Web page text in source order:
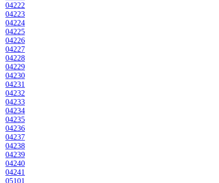
04222
04223
04224
04225
04226
04227
04228
04229
04230
04231
04232
04233
04234
04235
04236
04237
04238
04239
04240
04241
05101